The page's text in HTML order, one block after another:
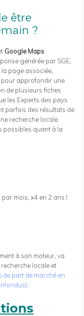
être
?
Google Maps
générée par SGE,
page associée,
approfondir une
de plusieurs fiches
les Experts des pays
parfois des résultats de
recherche locale.
possibles quant à la
mois, x4 en 2 ans !
à son moteur, va
locale et
de part de marché en
).